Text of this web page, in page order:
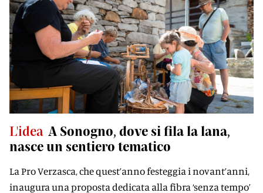
L'idea A Sonogno, dove si fila la lana,
nasce un sentiero tematico
La Pro Verzasca, che quest’anno festeggia i novant’anni,
inaugura una proposta dedicata alla fibra ‘senza tempo’